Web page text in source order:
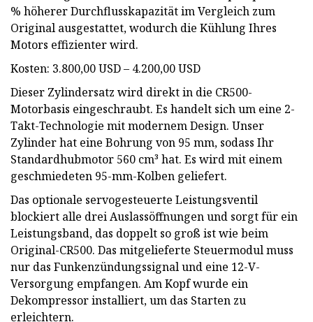
% höherer Durchflusskapazität im Vergleich zum
Original ausgestattet, wodurch die Kühlung Ihres
Motors effizienter wird.
Kosten: 3.800,00 USD – 4.200,00 USD
Dieser Zylindersatz wird direkt in die CR500-
Motorbasis eingeschraubt. Es handelt sich um eine 2-
Takt-Technologie mit modernem Design. Unser
Zylinder hat eine Bohrung von 95 mm, sodass Ihr
Standardhubmotor 560 cm³ hat. Es wird mit einem
geschmiedeten 95-mm-Kolben geliefert.
Das optionale servogesteuerte Leistungsventil
blockiert alle drei Auslassöffnungen und sorgt für ein
Leistungsband, das doppelt so groß ist wie beim
Original-CR500. Das mitgelieferte Steuermodul muss
nur das Funkenzündungssignal und eine 12-V-
Versorgung empfangen. Am Kopf wurde ein
Dekompressor installiert, um das Starten zu
erleichtern.